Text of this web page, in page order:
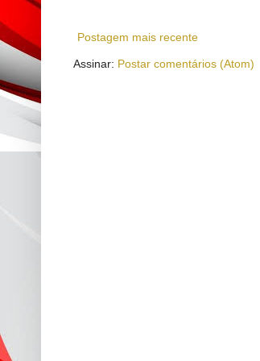
Postagem mais recente
Assinar: Postar comentários (Atom)